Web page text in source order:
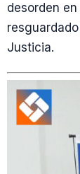
desorden
Justicia.